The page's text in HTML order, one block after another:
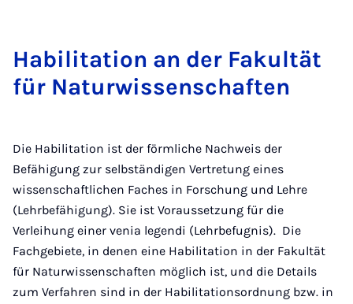
Habilitation an der Fakultät
für Naturwissenschaften
Die Habilitation ist der förmliche Nachweis der
Befähigung zur selbständigen Vertretung eines
wissenschaftlichen Faches in Forschung und Lehre
(Lehrbefähigung). Sie ist Voraussetzung für die
Verleihung einer venia legendi (Lehrbefugnis). Die
Fachgebiete, in denen eine Habilitation in der Fakultät
für Naturwissenschaften möglich ist, und die Details
zum Verfahren sind in der Habilitationsordnung bzw. in